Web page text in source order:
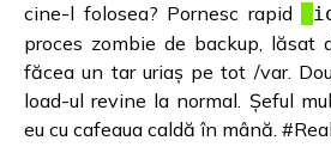
cine-l folosea? Pornesc rapid
proces zombie de backup, lăsat
făcea un tar uriaș pe tot /var.
load-ul revine la normal. Șeful
eu cu cafeaua caldă în mână.